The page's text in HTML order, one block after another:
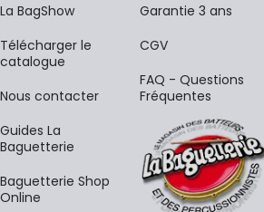
La BagShow
​Télécharger le
catalogue
Nous contacter
Guides La
Baguetterie
Baguetterie Shop
Online
Garantie 3 ans
CGV
FAQ - Questions
Fréquentes